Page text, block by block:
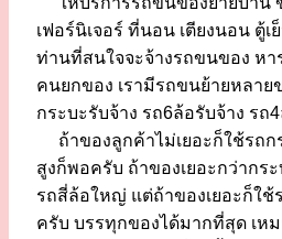
เฟอร์นิเจอร์ ที่นอน เตียงนอน ตู้เ
ท่านที่สนใจจะจ้างรถขนของ ห
คนยกของ เรามีรถขนย้ายหลาย
กระบะรับจ้าง รถ6ล้อรับจ้าง รถ
ถ้าของลูกค้าไม่เยอะก็ใช้รถก
สูงก็พอครับ ถ้าของเยอะกว่ากร
รถสี่ล้อใหญ่ แต่ถ้าของเยอะก็ใช้
ครับ บรรทุกของได้มากที่สุด เห